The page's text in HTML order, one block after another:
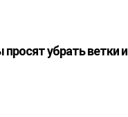
убрать ветки